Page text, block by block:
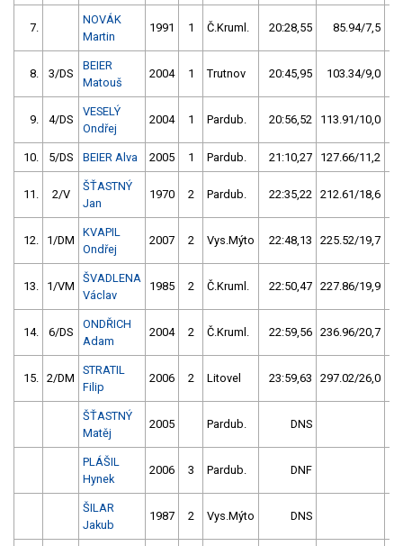
7.
NOVÁK
Martin
1991 1 Č.Kruml. 20:28,55 85.94/7,5
8. 3/DS
BEIER
Matouš
2004 1 Trutnov 20:45,95 103.34/9,0
9. 4/DS
VESELÝ
Ondřej
2004 1 Pardub. 20:56,52 113.91/10,0
10. 5/DS BEIER Alva 2005 1 Pardub. 21:10,27 127.66/11,2
11. 2/V
ŠŤASTNÝ
Jan
1970 2 Pardub. 22:35,22 212.61/18,6
12. 1/DM
KVAPIL
Ondřej
2007 2 Vys.Mýto 22:48,13 225.52/19,7
13. 1/VM
ŠVADLENA
Václav
1985 2 Č.Kruml. 22:50,47 227.86/19,9
14. 6/DS
ONDŘICH
Adam
2004 2 Č.Kruml. 22:59,56 236.96/20,7
15. 2/DM
STRATIL
Filip
2006 2 Litovel 23:59,63 297.02/26,0
ŠŤASTNÝ
Matěj
2005 Pardub. DNS
PLÁŠIL
Hynek
2006 3 Pardub. DNF
ŠILAR
Jakub
1987 2 Vys.Mýto DNS